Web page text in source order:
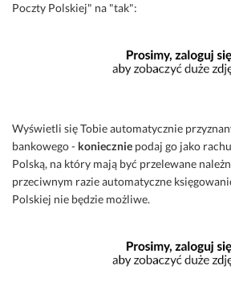
Poczty Polskiej" na "tak":
Wyświetli się Tobie automatycznie
bankowego - koniecznie podaj go jako
Polską, na który mają być przelewane
przeciwnym razie automatyczne
Polskiej nie będzie możliwe.